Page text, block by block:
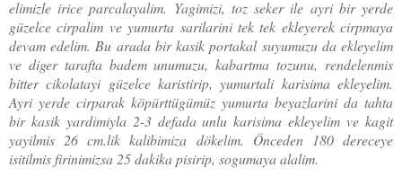
elimizle irice parcalayalim. Yagimizi, toz seker ile ayri bir yerde
güzelce cirpalim ve yumurta sarilarini tek tek ekleyerek cirpmaya
devam edelim. Bu arada bir kasik portakal suyumuzu da ekleyelim
ve diger tarafta badem unumuzu, kabartma tozunu, rendelenmis
bitter cikolatayi güzelce karistirip, yumurtali karisima ekleyelim.
Ayri yerde cirparak köpürttügümüz yumurta beyazlarini da tahta
bir kasik yardimiyla 2-3 defada unlu karisima ekleyelim ve kagit
yayilmis 26 cm.lik kalibimiza dökelim. Önceden 180 dereceye
isitilmis firinimizsa 25 dakika pisirip, sogumaya alalim.